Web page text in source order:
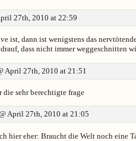
27th, 2010 at 22:59
ist, dann ist wenigstens das
dass nicht immer weggeschnitten
April 27th, 2010 at 21:51
die sehr berechtigte frage
April 27th, 2010 at 21:05
hier eher: Braucht die Welt noch eine